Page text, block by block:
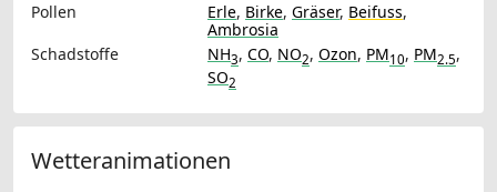
Pollen
Erle, Birke, Gräser, Beifuss,
Ambrosia
Schadstoffe
NH3, CO, NO2, Ozon, PM10, PM2.5,
SO2
Wetteranimationen